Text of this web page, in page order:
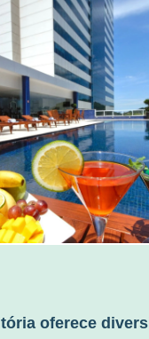
oferece